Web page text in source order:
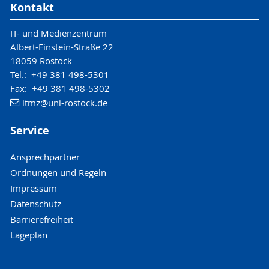
Kontakt
IT- und Medienzentrum
Albert-Einstein-Straße 22
18059 Rostock
Tel.: +49 381 498-5301
Fax: +49 381 498-5302
itmz@uni-rostock.de
Service
Ansprechpartner
Ordnungen und Regeln
Impressum
Datenschutz
Barrierefreiheit
Lageplan